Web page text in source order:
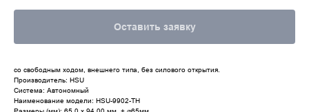
Оставить заявку
со свободным ходом, внешнего типа, без силового открытия.
Производитель: HSU
Система: Автономный
Наименование модели: HSU-9902-TH